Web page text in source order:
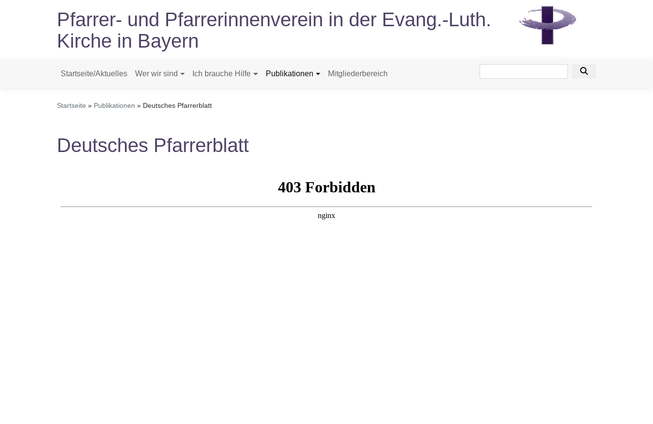
Pfarrer- und Pfarrerinnenverein in der Evang.-Luth.
Kirche in Bayern
Hauptnavigation
Startseite/Aktuelles Wer wir sind Ich brauche Hilfe Publikationen Mitgliederbereich
Startseite Publikationen Deutsches Pfarrerblatt
Deutsches Pfarrerblatt